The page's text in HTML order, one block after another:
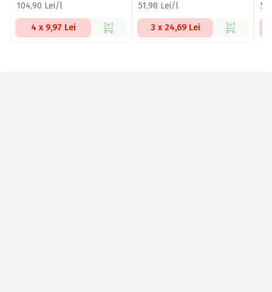
104,90 Lei/l
4 x 9,97 Lei
51,98 Lei/l
3 x 24,69 Lei